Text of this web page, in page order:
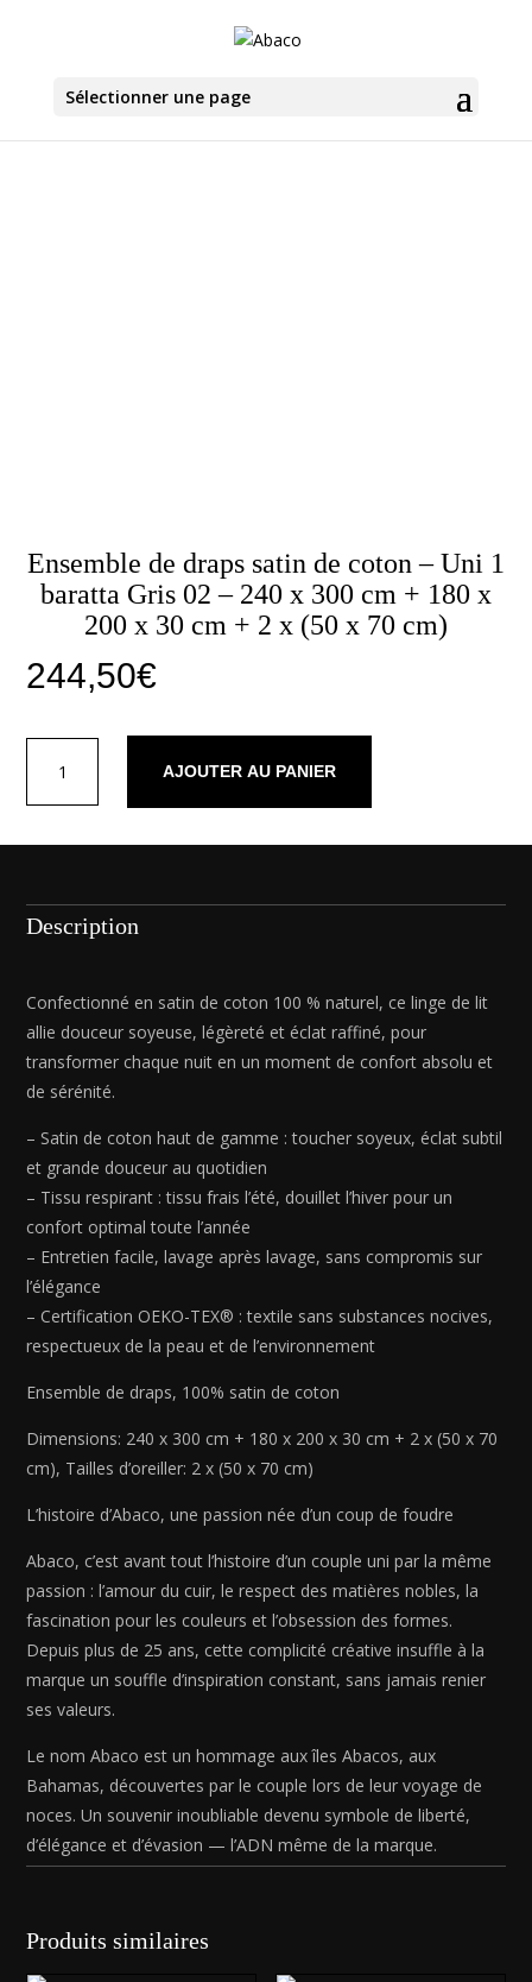
Sélectionner une page
Ensemble de draps satin de coton – Uni 1
baratta Gris 02 – 240 x 300 cm + 180 x
200 x 30 cm + 2 x (50 x 70 cm)
244,50€
Ensemble
de
coton
Uni
baratta
02
240
180
x
200
30
cm
+
x
x
70
cm)
AJOUTER AU PANIER
Description
Confectionné en satin de coton 100 % naturel, ce linge de lit
allie douceur soyeuse, légèreté et éclat raffiné, pour
transformer chaque nuit en un moment de confort absolu et
de sérénité.
– Satin de coton haut de gamme : toucher soyeux, éclat subtil
et grande douceur au quotidien
– Tissu respirant : tissu frais l’été, douillet l’hiver pour un
confort optimal toute l’année
– Entretien facile, lavage après lavage, sans compromis sur
l’élégance
– Certification OEKO-TEX® : textile sans substances nocives,
respectueux de la peau et de l’environnement
Ensemble de draps, 100% satin de coton
Dimensions: 240 x 300 cm + 180 x 200 x 30 cm + 2 x (50 x 70
cm), Tailles d’oreiller: 2 x (50 x 70 cm)
L’histoire d’Abaco, une passion née d’un coup de foudre
Abaco, c’est avant tout l’histoire d’un couple uni par la même
passion : l’amour du cuir, le respect des matières nobles, la
fascination pour les couleurs et l’obsession des formes.
Depuis plus de 25 ans, cette complicité créative insuffle à la
marque un souffle d’inspiration constant, sans jamais renier
ses valeurs.
Le nom Abaco est un hommage aux îles Abacos, aux
Bahamas, découvertes par le couple lors de leur voyage de
noces. Un souvenir inoubliable devenu symbole de liberté,
d’élégance et d’évasion — l’ADN même de la marque.
Produits similaires